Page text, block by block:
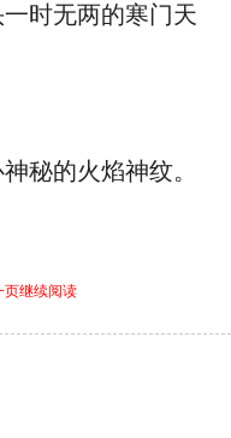
时无两的寒门天
秘的火焰神纹。
页继续阅读